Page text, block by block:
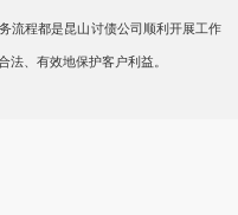
流程都是昆山讨债公司顺利开展工作
法、有效地保护客户利益。